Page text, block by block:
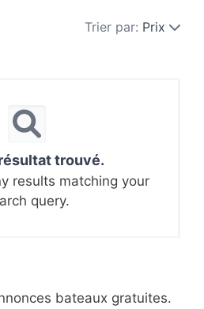
Trier par: Prix
trouvé.
results matching your
query.
bateaux gratuites.